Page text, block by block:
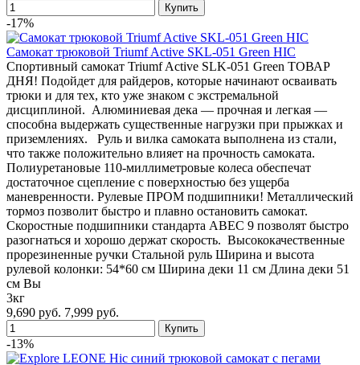
-17%
Самокат трюковой Triumf Active SKL-051 Green HIC
Спортивный самокат Triumf Active SLK-051 Green ТОВАР
ДНЯ! Подойдет для райдеров, которые начинают осваивать
трюки и для тех, кто уже знаком с экстремальной
дисциплиной. Алюминиевая дека — прочная и легкая —
способна выдержать существенные нагрузки при прыжках и
приземлениях. Руль и вилка самоката выполнена из стали,
что также положительно влияет на прочность самоката.
Полиуретановые 110-миллиметровые колеса обеспечат
достаточное сцепление с поверхностью без ущерба
маневренности. Рулевые ПРОМ подшипники! Металлический
тормоз позволит быстро и плавно остановить самокат.
Скоростные подшипники стандарта ABEC 9 позволят быстро
разогнаться и хорошо держат скорость. Высококачественные
прорезиненные ручки Стальной руль Ширина и высота
рулевой колонки: 54*60 см Ширина деки 11 см Длина деки 51
см Вы
3кг
9,690 руб. 7,999 руб.
-13%